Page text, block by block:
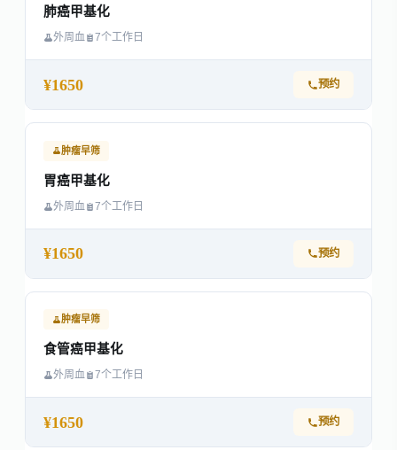
肺癌甲基化
外周血 7个工作日
¥1650 预约
肿瘤早筛
胃癌甲基化
外周血 7个工作日
¥1650 预约
肿瘤早筛
食管癌甲基化
外周血 7个工作日
¥1650 预约